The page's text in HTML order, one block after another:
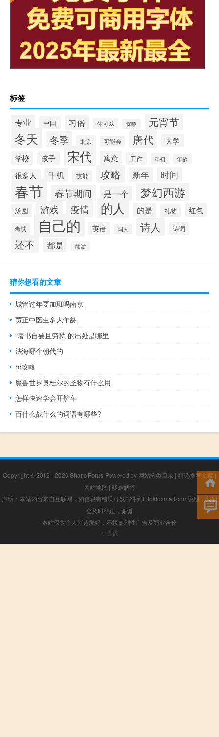
标签
专业 中国 习俗 你可以 保暖 元宵节
冬天 冬季 北京 可能会 唐代
大学
学校
孩子 宋代 寓意 工作 年初 年龄
很多人 手机 技能 攻略 新年 时间
春节 春节期间 是一个 梦幻西游
汤圆 游戏 疫情 的人 的是 礼物 红包
考试 自己的 英语 词人 诗人 诗词
还不 都是 陆游
猜你想看的文章
城管过年要加班吗南京
贾正中医生多大年龄
“著书自要且穷愁”的出处是哪里
法海哪个朝代的
rd攻略
魔兽世界奥杜尔的圣物有什么用
怎样快速学会开铲车
百什么战什么的词语有哪些?
Copyright © 2012 - 2026 Sharp Fonts Powered by 网站分类目录 | 精选推荐文章 |
网站地图 | 疑难解答
声明：本站内容来自互联网，如信息有错误可发邮件到f_fb#foxmail.com说明，我们
会及时纠正，谢谢
本站仅为个人兴趣爱好，不接盈利性广告及商业合作
小男孩